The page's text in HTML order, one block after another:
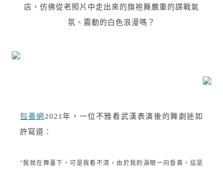
店，仿佛從老照片中走出來的旗袍舞嚴重的諜戰氣
氛、震動的白色浪漫嗎？
包養網 2021年，一位不雅看武漢表演後的舞劇迷如
許寫道：
“我就在舞臺下，可是我看不清，由於我的淚眼一向昏黃，這是